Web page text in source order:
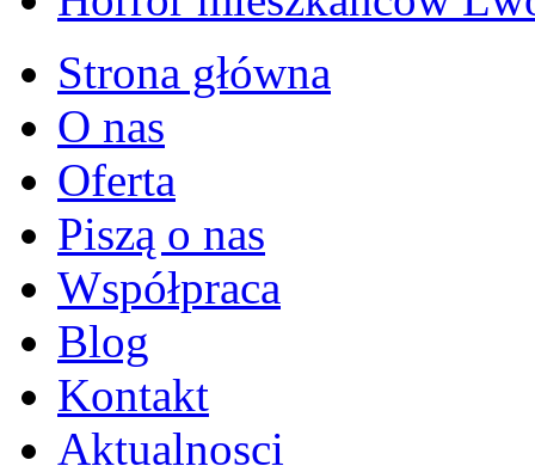
Strona główna
O nas
Oferta
Piszą o nas
Współpraca
Blog
Kontakt
Aktualnosci